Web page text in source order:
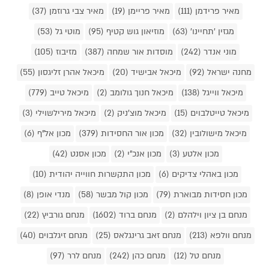
מאיר פרידמן (111)
מאיר פריימן (19)
מאיר צבי גרוזמן (37)
מגזין 'תחיינו' (63)
מוזיאון גוש קטיף (95)
מוטי גל (53)
מוני אנדר (242)
מוסדות אור שמחה (387)
מזיבוז (105)
מחנה ישראל (92)
מיכאל אבישיד (20)
מיכאל אהרן זליגסון (55)
מיכאל ווייגל (138)
מיכאל חנוך גולומב (2)
מיכאל טייב (779)
מיכאל טייטלבוים (15)
מיכאל מוצ'ניק (2)
מיכאל מירילשוילי (3)
מיכאל מישולובין (32)
מכון אור החסידות (379)
מכון אל"ף (6)
מכון אלטע (3)
מכון אנכ"י (2)
מכון אסנט (42)
מכון באהלי צדיקים (6)
מכון התקשרות חווייה יהודית (10)
מכון חסידות מבוארת (79)
מכון קול מבשר (58)
מנדי אופן (8)
מנחם בן ציון וילהלם (2)
מנחם ברוד (1602)
מנחם גורביץ (22)
מנחם וולפא (213)
מנחם זאב גרינגלאס (25)
מנחם זיגלבוים (40)
מנחם טל (12)
מנחם כהן (242)
מנחם לרר (97)